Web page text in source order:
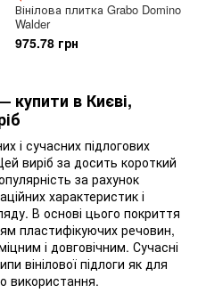
Вінілова плитка Grabo Domino
Walder
975.78 грн
купити в Києві,
і сучасних підлогових
виріб за досить короткий
за рахунок
характеристик і
В основі цього покриття
пластифікуючих речовин,
і довговічним. Сучасні
вінілової підлоги як для
використання.